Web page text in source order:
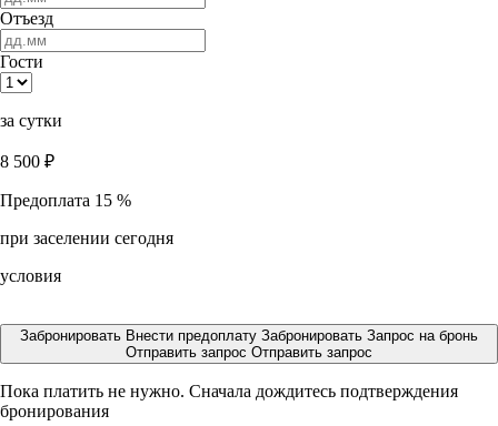
Отъезд
Гости
за сутки
8 500 ₽
Предоплата 15 %
при заселении сегодня
условия
Забронировать Внести предоплату Забронировать Запрос на бронь
Отправить запрос Отправить запрос
Пока платить не нужно. Сначала дождитесь подтверждения
бронирования